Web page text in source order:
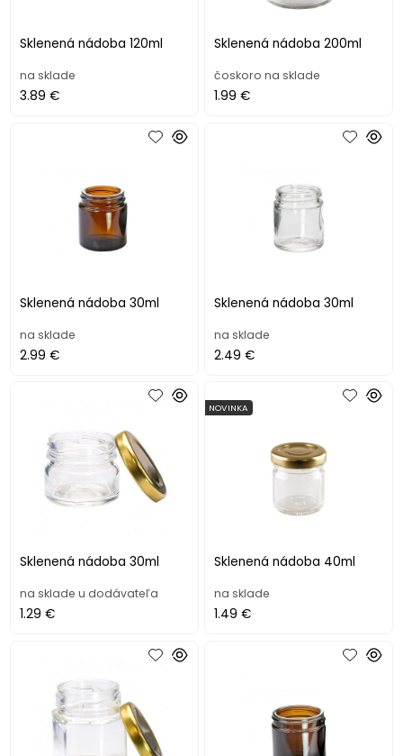
Sklenená nádoba 120ml
na sklade
3.89 €
Sklenená nádoba 200ml
čoskoro na sklade
1.99 €
Sklenená nádoba 30ml
na sklade
2.99 €
Sklenená nádoba 30ml
na sklade
2.49 €
Sklenená nádoba 30ml
na sklade u dodávateľa
1.29 €
Sklenená nádoba 40ml
NOVINKA
na sklade
1.49 €